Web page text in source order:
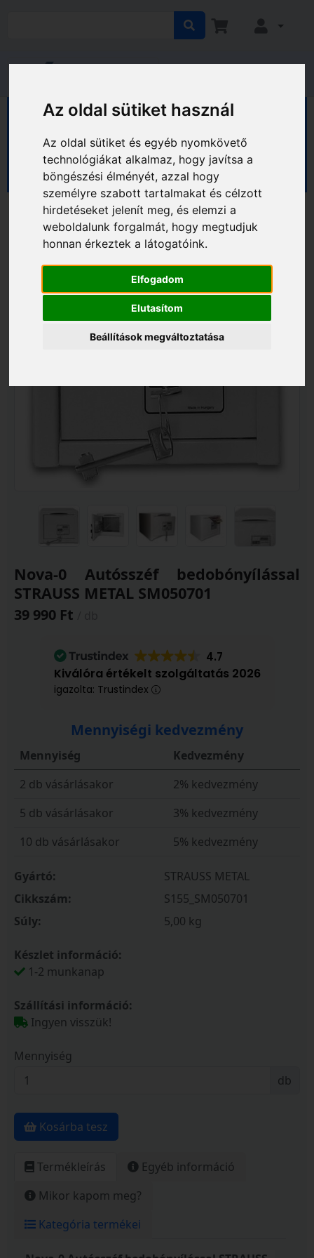
Az oldal sütiket használ
Az oldal sütiket és egyéb nyomkövető
technológiákat alkalmaz, hogy javítsa a
böngészési élményét, azzal hogy
személyre szabott tartalmakat és célzott
hirdetéseket jelenít meg, és elemzi a
weboldalunk forgalmát, hogy megtudjuk
honnan érkeztek a látogatóink.
Elfogadom
Elutasítom
Beállítások megváltoztatása
HÁZ KERT HOBBY
Ház
Biztonságtechnikai eszközök
Széfek, biztonsági eszközök
Pénzbedobós széfek
Nova-0 Autósszéf bedobónyílással
STRAUSS METAL SM050701
39 990 Ft
4.7
Kiválóra értékelt szolgáltatás 2026
igazolta: Trustindex
Mennyiségi kedvezmény
Mennyiség
Kedvezmény
2 db vásárlásakor
2% kedvezmény
5 db vásárlásakor
3% kedvezmény
10 db vásárlásakor
5% kedvezmény
Gyártó:
STRAUSS METAL
Cikkszám:
S155_SM050701
Súly:
5,00 kg
Készlet információ:
1-2 munkanap
Szállítási információ:
Ingyen visszük!
Mennyiség
db
Kosárba tesz
Termékleírás
Egyéb információ
Mikor kapom meg?
Kategória termékei